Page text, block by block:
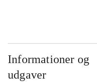
Informationer og
udgaver